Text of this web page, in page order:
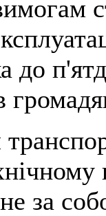
до
за